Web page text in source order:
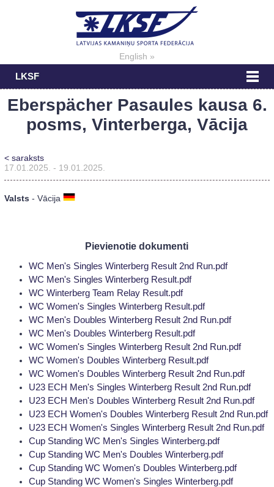
English »
LKSF
Eberspächer Pasaules kausa 6.
posms, Vinterberga, Vācija
< saraksts
17.01.2025. - 19.01.2025.
Valsts - Vācija
Pievienotie dokumenti
WC Men's Singles Winterberg Result 2nd Run.pdf
WC Men's Singles Winterberg Result.pdf
WC Winterberg Team Relay Result.pdf
WC Women's Singles Winterberg Result.pdf
WC Men's Doubles Winterberg Result 2nd Run.pdf
WC Men's Doubles Winterberg Result.pdf
WC Women's Singles Winterberg Result 2nd Run.pdf
WC Women's Doubles Winterberg Result.pdf
WC Women's Doubles Winterberg Result 2nd Run.pdf
U23 ECH Men's Singles Winterberg Result 2nd Run.pdf
U23 ECH Men's Doubles Winterberg Result 2nd Run.pdf
U23 ECH Women's Doubles Winterberg Result 2nd Run.pdf
U23 ECH Women's Singles Winterberg Result 2nd Run.pdf
Cup Standing WC Men's Singles Winterberg.pdf
Cup Standing WC Men's Doubles Winterberg.pdf
Cup Standing WC Women's Doubles Winterberg.pdf
Cup Standing WC Women's Singles Winterberg.pdf